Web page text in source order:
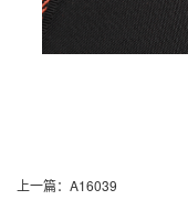
上一篇： A16039